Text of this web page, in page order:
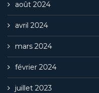
août 2024
avril 2024
mars 2024
février 2024
juillet 2023